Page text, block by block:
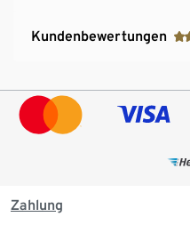
Kundenbewertungen
Zahlung